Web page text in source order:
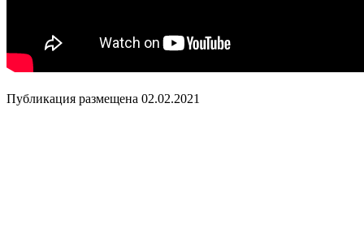
Публикация размещена 02.02.2021